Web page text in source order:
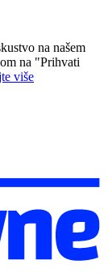
na našem
na "Prihvati
više